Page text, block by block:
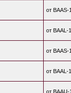
от BAAS-
от BAAL-
от BAAS-
от BAAL-
от